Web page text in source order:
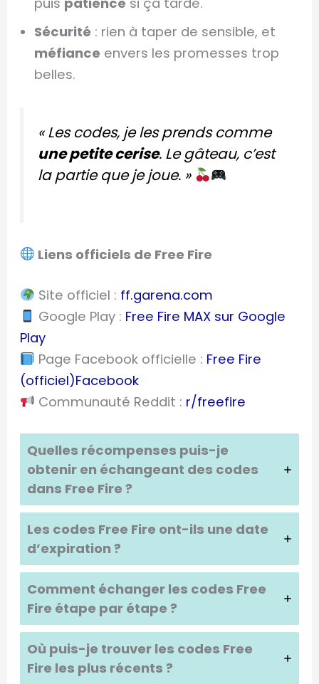
Sécurité : rien à taper de sensible, et
méfiance envers les promesses trop
belles.
« Les codes, je les prends comme
une petite cerise. Le gâteau, c’est
la partie que je joue. »
Liens officiels de Free Fire
Site officiel : ff.garena.com
Google Play : Free Fire MAX sur Google
Play
Page Facebook officielle : Free Fire
(officiel)Facebook
Communauté Reddit : r/freefire
Quelles récompenses puis-je
obtenir en échangeant des codes
dans Free Fire ?
Les codes Free Fire ont-ils une date
d’expiration ?
Comment échanger les codes Free
Fire étape par étape ?
Où puis-je trouver les codes Free
Fire les plus récents ?